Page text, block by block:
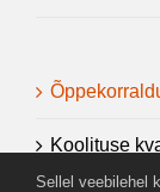
Koolituse
Sellel veebilehel